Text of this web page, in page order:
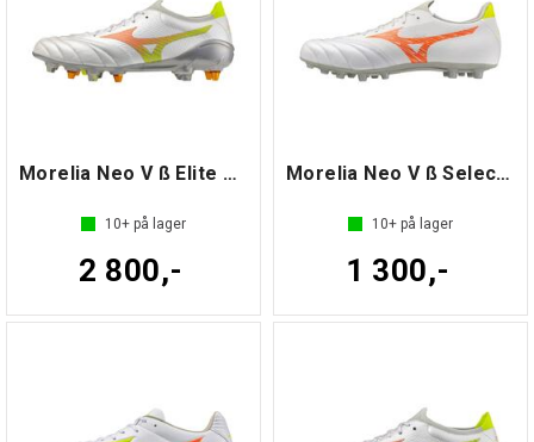
Morelia Neo V ß Elite MIX
10+ på lager
2 800,-
Morelia Neo V ß Select AG
10+ på lager
1 300,-